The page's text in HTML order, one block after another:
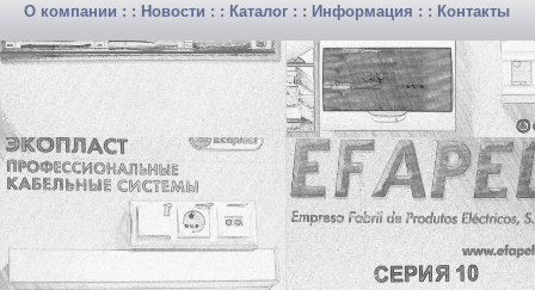
О компании : : Новости : : Каталог : : Информация : : Контакты